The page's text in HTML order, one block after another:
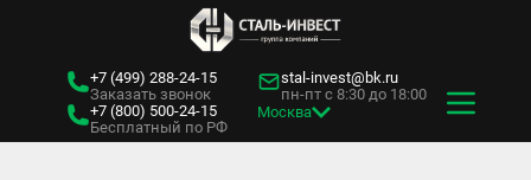
+7 (499) 288-24-15
Заказать звонок
+7 (800) 500-24-15
Бесплатный по РФ
stal-invest@bk.ru
пн-пт с 8:30 до 18:00
Москва